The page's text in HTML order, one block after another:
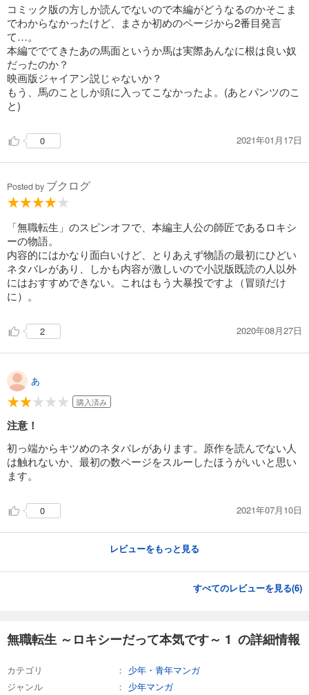
コミック版の方しか読んでないので本編がどうなるのかそこま
でわからなかったけど、まさか初めのページから2番目発言
て…。
本編ででてきたあの馬面というか馬は実際あんなに根は良い奴
だったのか？
映画版ジャイアン説じゃないか？
もう、馬のことしか頭に入ってこなかったよ。(あとパンツのこ
と)
0 2021年01月17日
Posted by ブクログ
「無職転生」のスピンオフで、本編主人公の師匠であるロキシ
ーの物語。
内容的にはかなり面白いけど、とりあえず物語の最初にひどい
ネタバレがあり、しかも内容が激しいので小説版既読の人以外
にはおすすめできない。これはもう大暴投ですよ（冒頭だけ
に）。
2 2020年08月27日
あ
購入済み
注意！
初っ端からキツめのネタバレがあります。原作を読んでない人
は触れないか、最初の数ページをスルーしたほうがいいと思い
ます。
0 2021年07月10日
レビューをもっと見る
すべてのレビューを見る(6)
無職転生 ～ロキシーだって本気です～ 1 の詳細情報
カテゴリ
少年・青年マンガ
ジャンル
少年マンガ